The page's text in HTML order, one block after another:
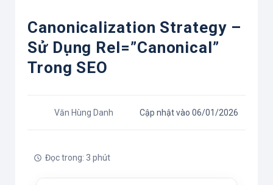
Canonicalization Strategy –
Sử Dụng Rel=”canonical”
Trong SEO
Văn Hùng Danh Cập nhật vào 06/01/2026
Đọc trong: 3 phút